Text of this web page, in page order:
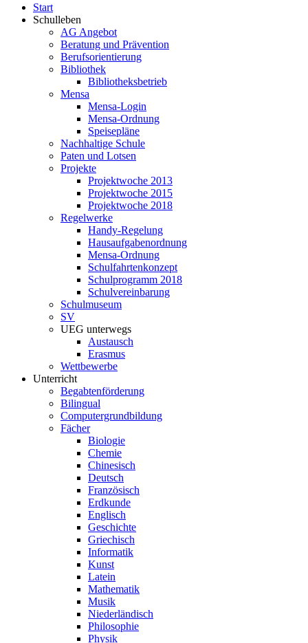
Start
Schulleben
AG Angebot
Beratung und Prävention
Berufsorientierung
Bibliothek
Bibliotheksbetrieb
Mensa
Mensa-Login
Mensa-Ordnung
Speisepläne
Nachhaltige Schule
Paten und Lotsen
Projekte
Projektwoche 2013
Projektwoche 2015
Projektwoche 2018
Regelwerke
Handy-Regelung
Hausaufgabenordnung
Mensa-Ordnung
Schulfahrtenkonzept
Schulprogramm 2018
Schulvereinbarung
Schulmuseum
SV
UEG unterwegs
Austausch
Erasmus
Wettbewerbe
Unterricht
Begabtenförderung
Bilingual
Computergrundbildung
Fächer
Biologie
Chemie
Chinesisch
Deutsch
Französisch
Erdkunde
Englisch
Geschichte
Griechisch
Informatik
Kunst
Latein
Mathematik
Musik
Niederländisch
Philosophie
Physik